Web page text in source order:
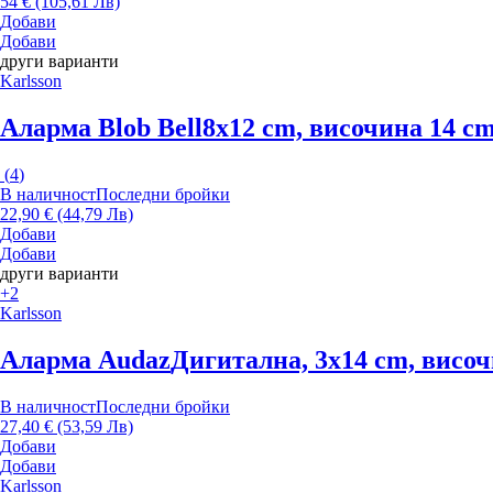
Добави
Добави
други варианти
Karlsson
Аларма Blob Bell8x12 cm, височина 14
(4)
В наличностПоследни бройки
22,90 € (44,79 Лв)
Добави
Добави
други варианти
+2
Karlsson
Аларма AudazДигитална, 3x14 cm,
В наличностПоследни бройки
27,40 € (53,59 Лв)
Добави
Добави
Karlsson